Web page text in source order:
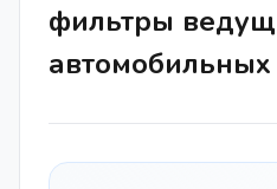
фильтры